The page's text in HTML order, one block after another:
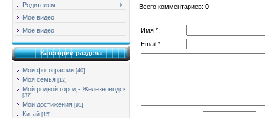
Родителям
Мое видео
Мое видео
Категории раздела
Мои фотографии [40]
Моя семья [12]
Мой родной город - Железноводск
[37]
Мои достижения [91]
Китай [15]
Всего комментариев: 0
Имя *:
Email *: